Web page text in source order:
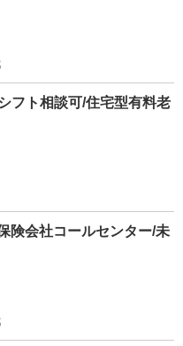
フト相談可/住宅型有料老
険会社コールセンター/未